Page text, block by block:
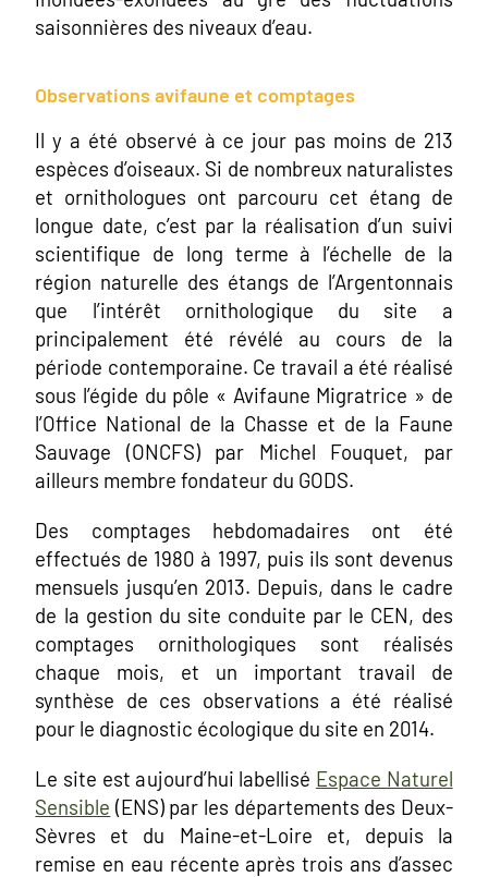
saisonnières des niveaux d’eau.
Observations avifaune et comptages
Il y a été observé à ce jour pas moins de 213
espèces d’oiseaux. Si de nombreux naturalistes
et ornithologues ont parcouru cet étang de
longue date, c’est par la réalisation d’un suivi
scientifique de long terme à l’échelle de la
région naturelle des étangs de l’Argentonnais
que l’intérêt ornithologique du site a
principalement été révélé au cours de la
période contemporaine. Ce travail a été réalisé
sous l’égide du pôle « Avifaune Migratrice » de
l’Office National de la Chasse et de la Faune
Sauvage (ONCFS) par Michel Fouquet, par
ailleurs membre fondateur du GODS.
Des comptages hebdomadaires ont été
effectués de 1980 à 1997, puis ils sont devenus
mensuels jusqu’en 2013. Depuis, dans le cadre
de la gestion du site conduite par le CEN, des
comptages ornithologiques sont réalisés
chaque mois, et un important travail de
synthèse de ces observations a été réalisé
pour le diagnostic écologique du site en 2014.
Le site est aujourd’hui labellisé Espace Naturel
Sensible (ENS) par les départements des Deux-
Sèvres et du Maine-et-Loire et, depuis la
remise en eau récente après trois ans d’assec